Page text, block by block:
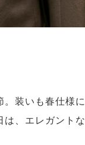
。装いも春仕様に
は、エレガントな